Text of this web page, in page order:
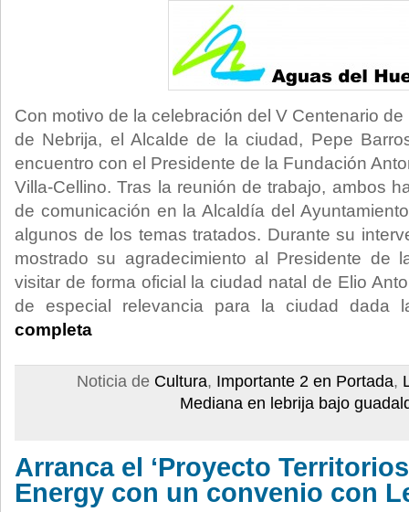
Con motivo de la celebración del V Centenario
de Nebrija, el Alcalde de la ciudad, Pepe
encuentro con el Presidente de la Fundación
Villa-Cellino. Tras la reunión de trabajo, ambos
de comunicación en la Alcaldía del
algunos de los temas tratados. Durante su
mostrado su agradecimiento al Presidente de
visitar de forma oficial la ciudad natal de Elio
de especial relevancia para la ciudad dada
completa
Noticia de Cultura, Importante 2 en Portada,
Mediana en lebrija bajo
Arranca el ‘Proyecto
Energy con un convenio con